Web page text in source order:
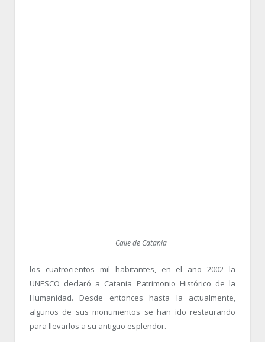
Calle de Catania
los cuatrocientos mil habitantes, en el año 2002 la
UNESCO declaró a Catania Patrimonio Histórico de la
Humanidad. Desde entonces hasta la actualmente,
algunos de sus monumentos se han ido restaurando
para llevarlos a su antiguo esplendor.